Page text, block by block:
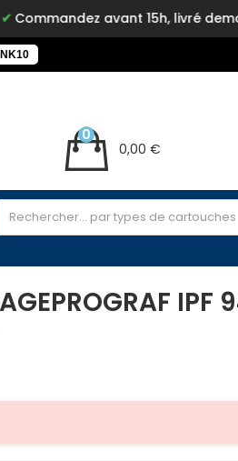
avant 15h, livré demain.
INK10
0,00 €
0
IPF